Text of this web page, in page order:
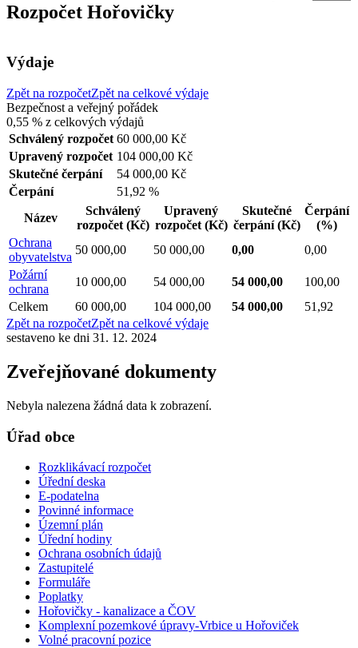
Rozpočet Hořovičky
Výdaje
Zpět na rozpočetZpět na celkové výdaje
Bezpečnost a veřejný pořádek
0,55 % z celkových výdajů
Schválený rozpočet 60 000,00 Kč
Upravený rozpočet 104 000,00 Kč
Skutečné čerpání
54 000,00 Kč
Čerpání
51,92 %
Název
Schválený
rozpočet (Kč)
Upravený
rozpočet (Kč)
Skutečné
čerpání(Kč)
Čerpání
(%)
Ochrana
obyvatelstva
50 000,00 50 000,00 0,00
0,00
Požární
ochrana
10 000,00 54 000,00 54 000,00
100,00
Celkem
60 000,00 104 000,00 54 000,00
51,92
Zpět na rozpočetZpět na celkové výdaje
sestaveno ke dni 31. 12. 2024
Zveřejňované dokumenty
Nebyla nalezena žádná data k zobrazení.
Úřad obce
Rozklikávací rozpočet
Úřední deska
E-podatelna
Povinné informace
Územní plán
Úřední hodiny
Ochrana osobních údajů
Zastupitelé
Formuláře
Poplatky
Hořovičky - kanalizace a ČOV
Komplexní pozemkové úpravy-Vrbice u Hořoviček
Volné pracovní pozice